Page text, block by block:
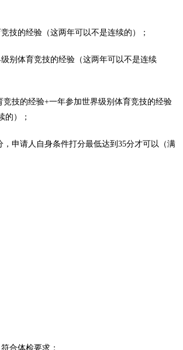
竞技的经验（这两年可以不是连续的）；
级别体育竞技的经验（这两年可以不是连续
竞技的经验+一年参加世界级别体育竞技的经验
的）；
，申请人自身条件打分最低达到35分才可以（满
合体检要求；